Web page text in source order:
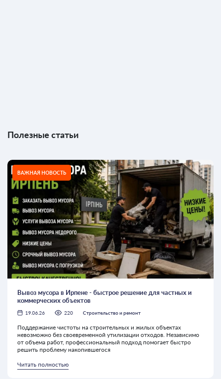
Полезные статьи
ВАЖНАЯ НОВОСТЬ
Вывоз мусора в Ирпене - быстрое решение для частных и
коммерческих объектов
19.06.26 220 Строительство и ремонт
Поддержание чистоты на строительных и жилых объектах
невозможно без своевременной утилизации отходов. Независимо
от объема работ, профессиональный подход помогает быстро
решить проблему накопившегося
Читать полностью